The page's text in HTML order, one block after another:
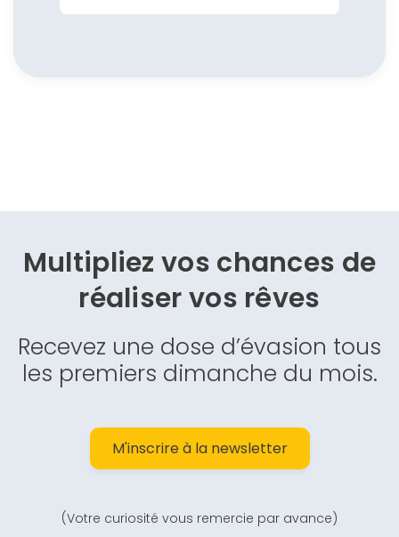
Multipliez vos chances de
réaliser vos rêves
Recevez une dose d’évasion tous
les premiers dimanche du mois.
M'inscrire à la newsletter
(Votre curiosité vous remercie par avance)